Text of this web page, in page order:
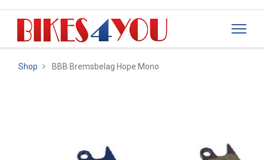
Shop BBB Bremsbelag Hope Mono